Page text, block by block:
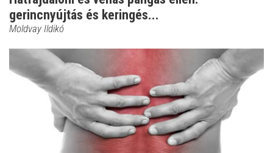
gerincnyújtás és keringés...
Moldvay Ildikó